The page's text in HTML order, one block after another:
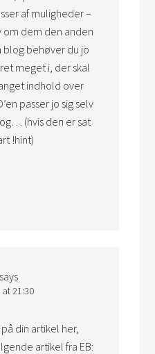
af muligheder –
om dem den anden
behøver du jo
meget i, der skal
indhold over
passer jo sig selv
(hvis den er sat
!hint)
says
at 21:30
din artikel her,
artikel fra EB: